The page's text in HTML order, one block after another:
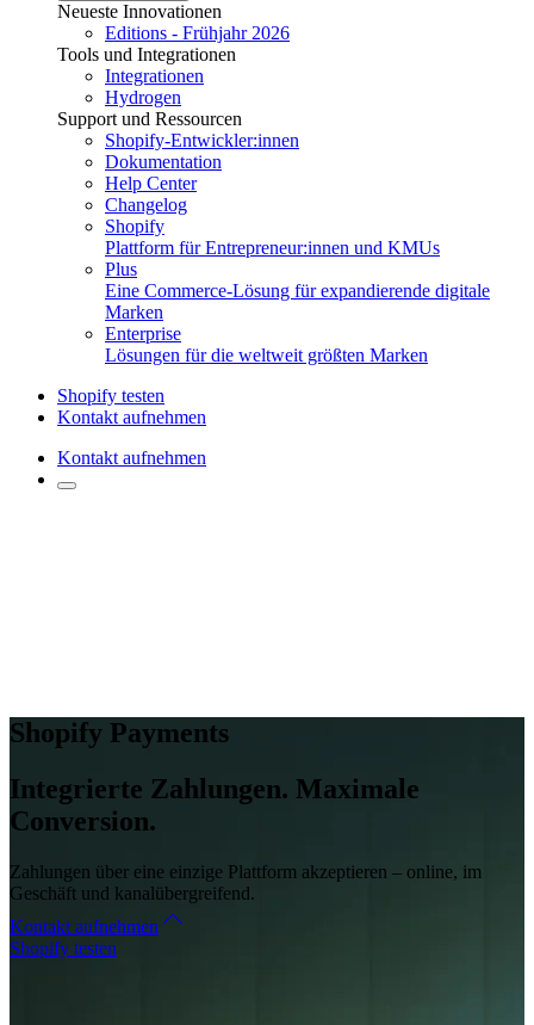
Neueste Innovationen
Editions - Frühjahr 2026
Tools und Integrationen
Integrationen
Hydrogen
Support und Ressourcen
Shopify-Entwickler:innen
Dokumentation
Help Center
Changelog
Shopify
Plattform für Entrepreneur:innen und KMUs
Plus
Eine Commerce-Lösung für expandierende digitale
Marken
Enterprise
Lösungen für die weltweit größten Marken
Shopify testen
Kontakt aufnehmen
Kontakt aufnehmen
Shopify Payments
Integrierte Zahlungen. Maximale
Conversion.
Zahlungen über eine einzige Plattform akzeptieren – online, im
Geschäft und kanalübergreifend.
Kontakt aufnehmen
Shopify testen